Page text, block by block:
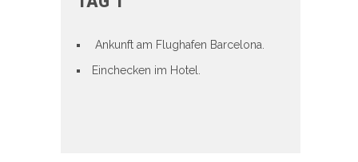
Ankunft am Flughafen Barcelona.
Einchecken im Hotel.